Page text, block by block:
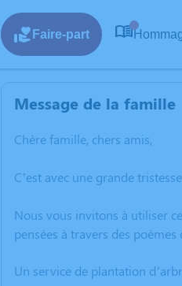
Faire-part
Message de la famille
Chère famille, chers amis,
C’est avec une grande
Nous vous invitons à utiliser
pensées à travers des
Un service de plantation